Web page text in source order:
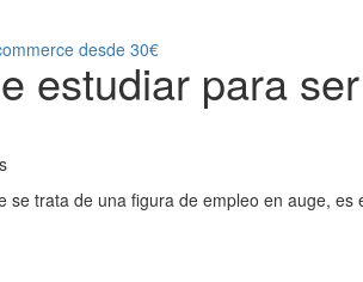
desde 30€
estudiar para
se trata de una figura de empleo en auge,